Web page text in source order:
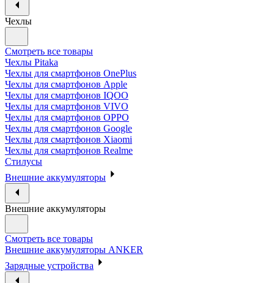
Чехлы
Смотреть все товары
Чехлы Pitaka
Чехлы для смартфонов OnePlus
Чехлы для смартфонов Apple
Чехлы для смартфонов IQOO
Чехлы для смартфонов VIVO
Чехлы для смартфонов OPPO
Чехлы для смартфонов Google
Чехлы для смартфонов Xiaomi
Чехлы для смартфонов Realme
Стилусы
Внешние аккумуляторы
Внешние аккумуляторы
Смотреть все товары
Внешние аккумуляторы ANKER
Зарядные устройства